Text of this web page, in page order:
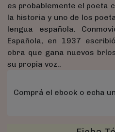
es probablemente el poeta
la historia y uno de los
lengua española.
Española, en 1937
obra que gana nuevos
su propia voz..
Comprá el ebook o echa